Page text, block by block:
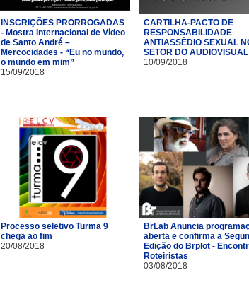
INSCRIÇÕES PRORROGADAS
- Mostra Internacional de Vídeo
de Santo André –
Mercocidades - “Eu no mundo,
o mundo em mim”
15/09/2018
CARTILHA-PACTO DE
RESPONSABILIDADE
ANTIASSÉDIO SEXUAL
SETOR DO AUDIOVISUAL
10/09/2018
Processo seletivo Turma 9
chega ao fim
20/08/2018
BrLab Anuncia
aberta e confirma a
Edição do Brplot -
Roteiristas
03/08/2018